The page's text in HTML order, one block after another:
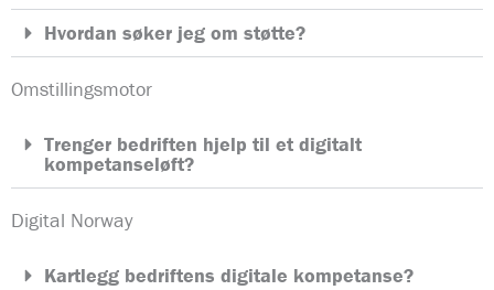
Hvordan søker jeg om støtte?
Omstillingsmotor
Trenger bedriften hjelp til et digitalt
kompetanseløft?
Digital Norway
Kartlegg bedriftens digitale kompetanse?